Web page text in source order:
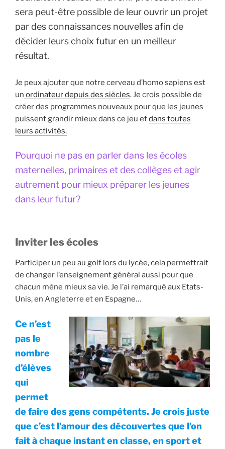
sera peut-être possible de leur ouvrir un projet
par des connaissances nouvelles afin de
décider leurs choix futur en un meilleur
résultat.
Je peux ajouter que notre cerveau d’homo sapiens est
un ordinateur depuis des siècles. Je crois possible de
créer des programmes nouveaux pour que les jeunes
puissent grandir mieux dans ce jeu etdans toutes
leurs activités.
Pourquoi ne pas en parler dans les écoles
maternelles, primaires et des collèges et agir
autrement pour mieux préparer les jeunes
dans leur futur?
Inviter les écoles
Participer un peu au golf lors du lycée, cela permettrait
de changer l’enseignement général aussi pour que
chacun mène mieux sa vie. Je l’ai remarqué aux Etats-
Unis, en Angleterre et en Espagne…
Ce n’est
pas le
nombre
d’élèves
qui
permet
de faire des gens compétents. Je crois juste
que c’est l’amour des découvertes que l’on
fait à chaque instant en classe, en sport et